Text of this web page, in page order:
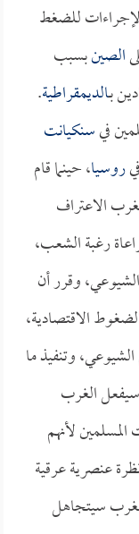
للضغط
الصينبسبب
بـالديمقراطية.
فيسنكيانت
روسيا، حينما قام
الاعتراف
رغبة الشعب،
وقرر أن
الاقتصادية،
وتنفيذ ما
الغرب
لأنهم
عنصرية عرقية
سيتجاهل